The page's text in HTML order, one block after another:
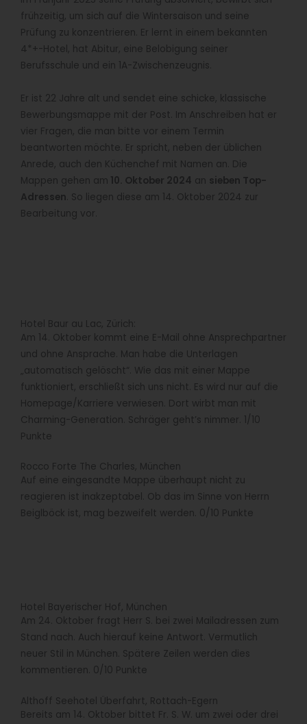
frühzeitig, um sich auf die Wintersaison und seine
Prüfung zu konzentrieren. Er lernt in einem bekannten
4*+-Hotel, hat Abitur, eine Belobigung seiner
Berufsschule und ein 1A-Zwischenzeugnis.
Er ist 22 Jahre alt und sendet eine schicke, klassische
Bewerbungsmappe mit der Post. Im Anschreiben hat er
vier Fragen, die man bitte vor einem Termin
beantworten möchte. Er spricht, neben der üblichen
Anrede, auch den Küchenchef mit Namen an. Die
Mappen gehen am 10. Oktober 2024 an sieben Top-
Adressen . So liegen diese am 14. Oktober 2024 zur
Bearbeitung vor.
Hotel Baur au Lac, Zürich:
Am 14. Oktober kommt eine E-Mail ohne Ansprechpartner
und ohne Ansprache. Man habe die Unterlagen
„automatisch gelöscht“. Wie das mit einer Mappe
funktioniert, erschließt sich uns nicht. Es wird nur auf die
Homepage/Karriere verwiesen. Dort wirbt man mit
Charming-Generation. Schräger geht’s nimmer. 1/10
Punkte
Rocco Forte The Charles, München
Auf eine eingesandte Mappe überhaupt nicht zu
reagieren ist inakzeptabel. Ob das im Sinne von Herrn
Beiglböck ist, mag bezweifelt werden. 0/10 Punkte
Hotel Bayerischer Hof, München
Am 24. Oktober fragt Herr S. bei zwei Mailadressen zum
Stand nach. Auch hierauf keine Antwort. Vermutlich
neuer Stil in München. Spätere Zeilen werden dies
kommentieren. 0/10 Punkte
Althoff Seehotel Überfahrt, Rottach-Egern
Bereits am 14. Oktober bittet Fr. S. W. um zwei oder drei